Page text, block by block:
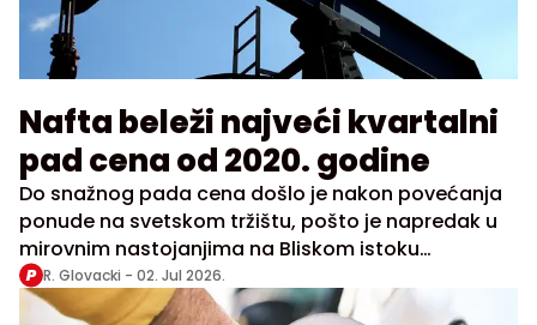
Nafta beleži najveći kvartalni
pad cena od 2020. godine
Do snažnog pada cena došlo je nakon povećanja
ponude na svetskom tržištu, pošto je napredak u
mirovnim nastojanjima na Bliskom istoku
omogućio intenziviranje plovidbe kroz Ormuski
moreuz
R. Glovacki - 02. Jul 2026.